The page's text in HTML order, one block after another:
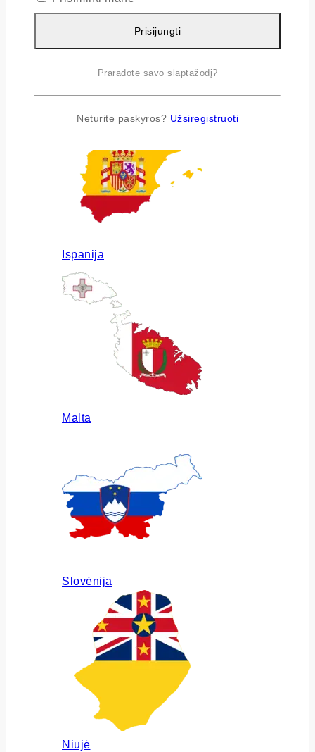
Ispanija
Malta
Slovėnija
Niujė
Prisijungti
Praradote savo slaptažodį?
Neturite paskyros? Užsiregistruoti